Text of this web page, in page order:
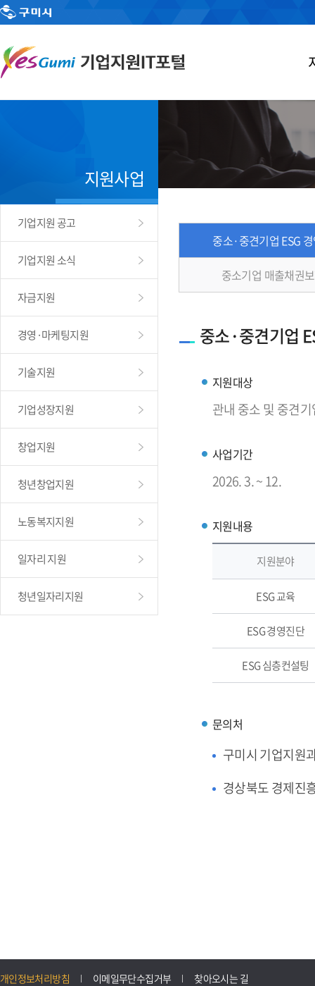
지원사업
기업지원 공고
기업지원 소식
자금지원
경영·마케팅지원
기술지원
기업성장지원
창업지원
청년창업지원
노동복지지원
일자리 지원
청년일자리지원
중소·중견기업 ESG
중소기업 매출채권
중소·중견기업
지원대상
관내 중소 및 중견
사업기간
2026. 3. ~ 12.
지원내용
지원분야
ESG 교육
ESG 경영진단
ESG 심층컨설팅
문의처
구미시 기업지원
경상북도 경제진
개인정보처리방침 이메일무단수집거부 찾아오시는 길